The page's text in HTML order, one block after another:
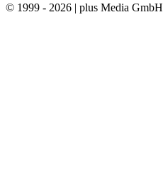
© 1999 - 2026 | plus Media GmbH